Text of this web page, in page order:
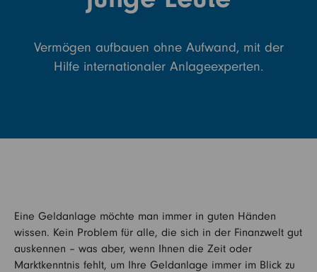
Vermögen aufbauen ohne Aufwand, mit der
Hilfe internationaler Anlageexperten.
Eine Geldanlage möchte man immer in guten Händen
wissen. Kein Problem für alle, die sich in der Finanzwelt gut
auskennen – was aber, wenn Ihnen die Zeit oder
Marktkenntnis fehlt, um Ihre Geldanlage immer im Blick zu